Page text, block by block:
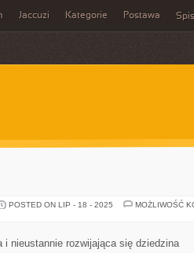
Jaccuzi Kategorie Postawa
POSTED ON LIP - 18 - 2025
MOŻLIWOŚĆ
i nieustannie rozwijająca się dziedzina